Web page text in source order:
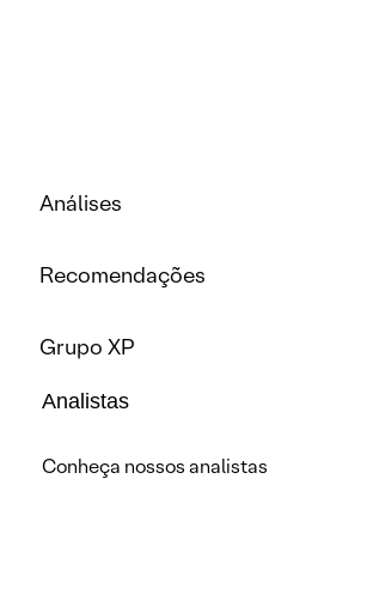
Análises
Recomendações
Grupo XP
Analistas
Conheça nossos analistas